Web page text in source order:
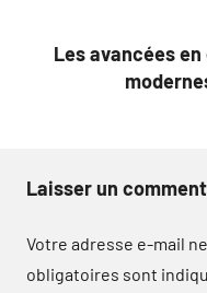
Les avancées
Laisser un
Votre adresse e-mail
obligatoires sont